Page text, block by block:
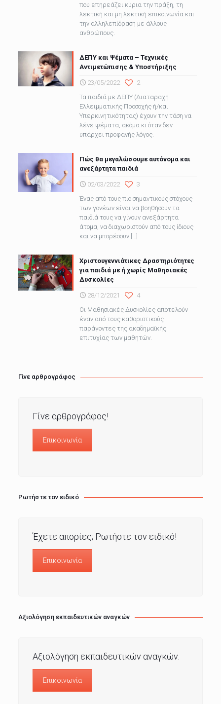
που επηρεάζει κύρια την πράξη, τη
λεκτική και μη λεκτική επικοινωνία και
την αλληλεπίδραση με άλλους
ανθρώπους.
ΔΕΠΥ και Ψέματα – Τεχνικές
Αντιμετώπισης & Υποστήριξης
23/05/2022
2
Τα παιδιά με ΔΕΠΥ (Διαταραχή
Ελλειμματικής Προσοχής ή/και
Υπερκινητικότητας) έχουν την τάση να
λένε ψέματα, ακόμα κι όταν δεν
υπάρχει προφανής λόγος.
Πώς θα μεγαλώσουμε αυτόνομα και
ανεξάρτητα παιδιά
02/03/2022
3
Ένας από τους πιο σημαντικούς στόχους
των γονέων είναι να βοηθήσουν τα
παιδιά τους να γίνουν ανεξάρτητα
άτομα, να διαχωριστούν από τους ίδιους
και να μπορέσουν
Χριστουγεννιάτικες Δραστηριότητες
για παιδιά με ή χωρίς Μαθησιακές
Δυσκολίες
28/12/2021
4
Οι Μαθησιακές Δυσκολίες αποτελούν
έναν από τους καθοριστικούς
παράγοντες της ακαδημαϊκής
επιτυχίας των μαθητών.
Γίνε αρθρογράφος
Γίνε αρθρογράφος!
Επικοινωνία
Ρωτήστε τον ειδικό
Έχετε απορίες; Ρωτήστε τον ειδικό!
Επικοινωνία
Αξιολόγηση εκπαιδευτικών αναγκών
Αξιολόγηση εκπαιδευτικών αναγκών.
Επικοινωνία